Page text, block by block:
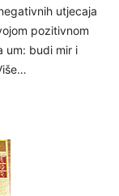
utjecaja
pozitivnom
um: budi mir i